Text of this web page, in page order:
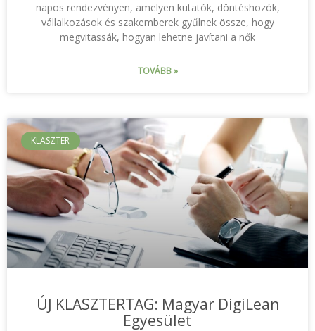
napos rendezvényen, amelyen kutatók, döntéshozók,
vállalkozások és szakemberek gyűlnek össze, hogy
megvitassák, hogyan lehetne javítani a nők
TOVÁBB »
KLASZTER
ÚJ KLASZTERTAG: Magyar DigiLean
Egyesület